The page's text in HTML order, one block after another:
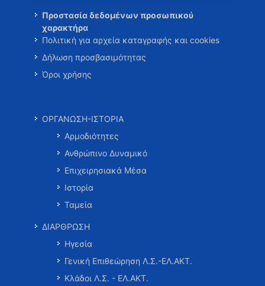
Προστασία δεδομένων προσωπικού
χαρακτήρα
Πολιτική για αρχεία καταγραφής και cookies
Δήλωση προσβασιμότητας
Όροι χρήσης
ΟΡΓΑΝΩΣΗ-ΙΣΤΟΡΙΑ
Αρμοδιότητες
Ανθρώπινο Δυναμικό
Επιχειρησιακά Μέσα
Ιστορία
Ταμεία
ΔΙΑΡΘΡΩΣΗ
Ηγεσία
Γενική Επιθεώρηση Λ.Σ.-ΕΛ.ΑΚΤ.
Κλάδοι Λ.Σ. - ΕΛ.ΑΚΤ.